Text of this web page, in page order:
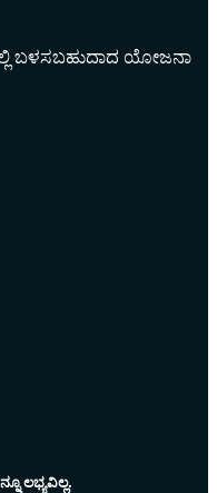
ಬಳಸಬಹುದಾದ ಯೋಜನಾ
ಲಭ್ಯವಿಲ್ಲ.